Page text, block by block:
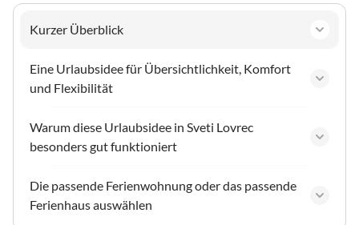
Kurzer Überblick
Eine Urlaubsidee für Übersichtlichkeit, Komfort
und Flexibilität
Warum diese Urlaubsidee in Sveti Lovrec
besonders gut funktioniert
Die passende Ferienwohnung oder das passende
Ferienhaus auswählen